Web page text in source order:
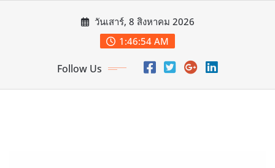
วันเสาร์, 8 สิงหาคม 2026
1:46:56 AM
Follow Us